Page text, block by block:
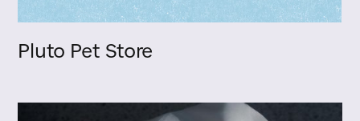
Pluto Pet Store